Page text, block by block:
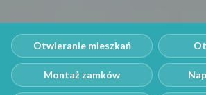
Otwieranie mieszkań
Montaż zamków